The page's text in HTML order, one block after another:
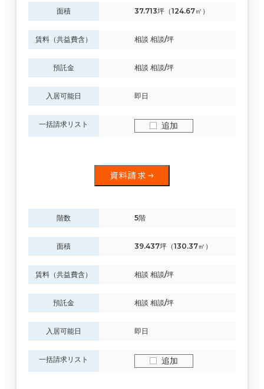
面積 37.713坪（124.67㎡）
賃料（共益費含） 相談 相談/坪
預託金 相談 相談/坪
入居可能日 即日
一括請求リスト 追加
資料請求
階数 5階
面積 39.437坪（130.37㎡）
賃料（共益費含） 相談 相談/坪
預託金 相談 相談/坪
入居可能日 即日
一括請求リスト 追加